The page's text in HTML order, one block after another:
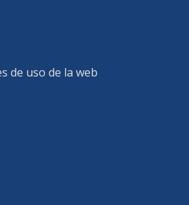
de uso de la web